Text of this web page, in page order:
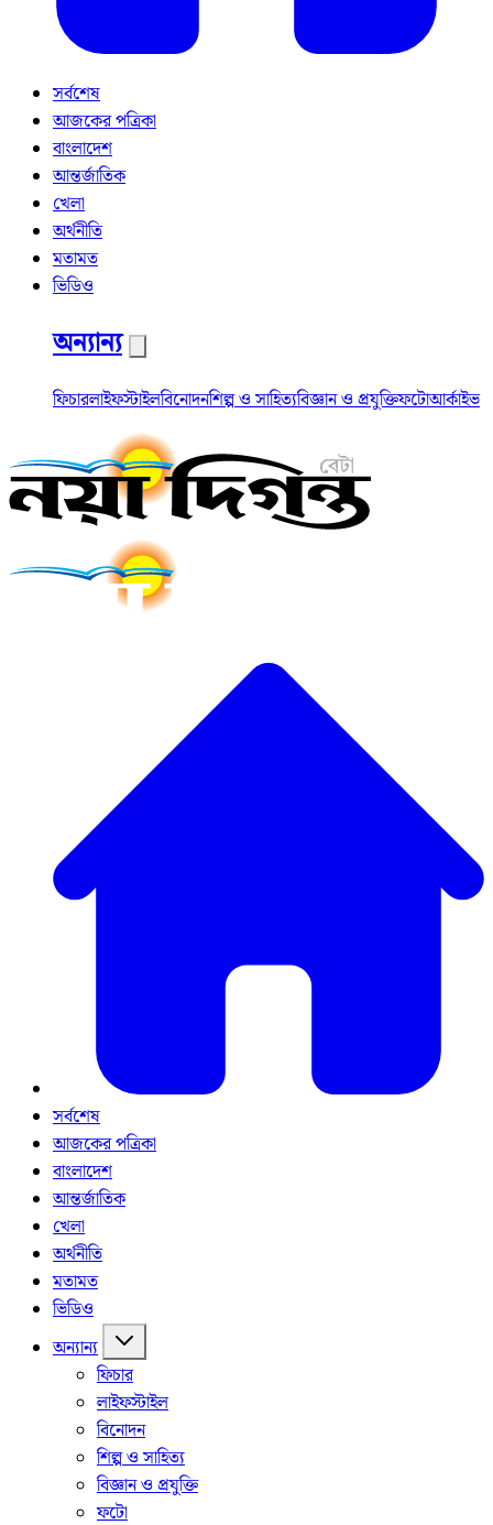
সর্বশেষ
আজকের পত্রিকা
বাংলাদেশ
আন্তর্জাতিক
খেলা
অর্থনীতি
মতামত
ভিডিও
অন্যান্য
ফিচারলাইফস্টাইলবিনোদনশিল্প ও সাহিত্যবিজ্ঞান ও প্রযুক্তিফটোআর্কাইভ
সর্বশেষ
আজকের পত্রিকা
বাংলাদেশ
আন্তর্জাতিক
খেলা
অর্থনীতি
মতামত
ভিডিও
অন্যান্য
ফিচার
লাইফস্টাইল
বিনোদন
শিল্প ও সাহিত্য
বিজ্ঞান ও প্রযুক্তি
ফটো